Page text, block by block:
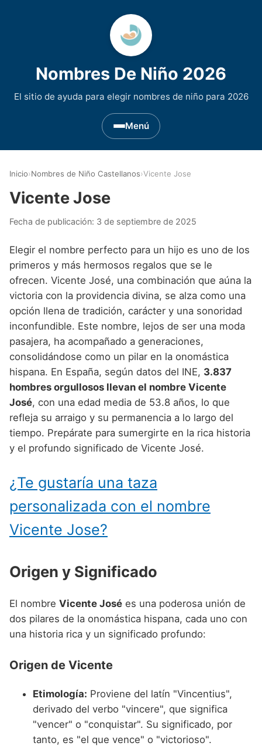
Nombres De Niño 2026
El sitio de ayuda para elegir nombres de niño para 2026
Menú
Nombres de niño que empiezan por D
Nombres de niño que empiezan por E
Nombres de niño que empiezan por F
Nombres de niño que empiezan por G
Nombres de niño que empiezan por H
Nombres de niño que empiezan por I
Nombres de niño que empiezan por J
Nombres de niño que empiezan por K
Nombres de niño que empiezan por L
Nombres de niño que empiezan por N
Nombres de niño que empiezan por O
Nombres de niño que empiezan por P
Nombres de niño que empiezan por R
Nombres de niño que empiezan por S
Nombres de niño que empiezan por T
Nombres de niño que empiezan por V
Nombres de niño que empiezan por W
Nombres de niño que empiezan por X
Nombres de niño que empiezan por Y
Nombres de Niño Asturianos
Nombres de Niño Baleares
Nombres de Niño Canarios
Nombres de Niño Cantabros
Nombres de Niño Castellanos
Nombres de Niño Catalanes
Nombres de Niño Gallegos
Nombres de Niño Madrileños
Nombres de Niño Navarros
Nombres de Niño Riojanos
Nombres de Niño Valencianos
Nombres de Niño Celtas
Nombres de Niño Egipcios
Nombres de Niño Griegos
Nombres de Niño Mitologicos
Nombres de Niño Romanos
Nombres de Niño Vikingos
Nombres de Niño Alemanes
Nombres de Niño Americanos
Nombres de Niño Arabes
Nombres de Niño Chinos
Nombres de Niño Franceses
Nombres de Niño Hispanoamericanos
Nombres de Niño Ingleses
Nombres de Niño Italianos
Nombres de Niño Japoneses
Nombres de Niño Marroquíes
Nombres de Niño Portugueses
Nombres de Niño Rumanos
Nombres de Niño Suecos
Buscar
Inicio›Nombres de Niño Castellanos›Vicente Jose
Vicente Jose
Fecha de publicación: 3 de septiembre de 2025
Elegir el nombre perfecto para un hijo es uno de los
primeros y más hermosos regalos que se le
ofrecen. Vicente José, una combinación que aúna la
victoria con la providencia divina, se alza como una
opción llena de tradición, carácter y una sonoridad
inconfundible. Este nombre, lejos de ser una moda
pasajera, ha acompañado a generaciones,
consolidándose como un pilar en la onomástica
hispana. En España, según datos del INE, 3.837
hombres orgullosos llevan el nombre Vicente
José, con una edad media de 53.8 años, lo que
refleja su arraigo y su permanencia a lo largo del
tiempo. Prepárate para sumergirte en la rica historia
y el profundo significado de Vicente José.
¿Te gustaría una taza
personalizada con el nombre
Vicente Jose?
Origen y Significado
El nombre Vicente José es una poderosa unión de
dos pilares de la onomástica hispana, cada uno con
una historia rica y un significado profundo:
Origen de Vicente
Etimología: Proviene del latín "Vincentius",
derivado del verbo "vincere", que significa
"vencer" o "conquistar". Su significado, por
tanto, es "el que vence" o "victorioso".